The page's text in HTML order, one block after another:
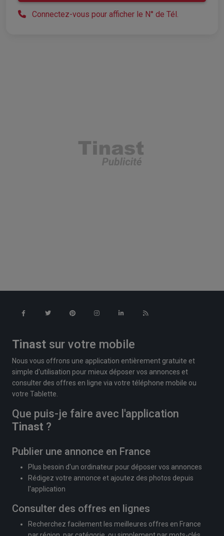
Connectez-vous pour afficher le N° de Tél.
Tinast sur votre mobile
Nous vous offrons une application entièrement gratuite et
simple d'utilisation pour mieux déposer vos annonces et
consulter des offres en ligne via votre téléphone mobile ou
votre Tablette.
Que puis-je faire avec l'application
Tinast ?
Publier une annonce en France
Plus besoin d'un ordinateur pour déposer vos annonces
Rédigez votre annonce et ajoutez des photos depuis
l'application
Consulter des offres en lignes
Recherchez facilement les meilleures offres en France